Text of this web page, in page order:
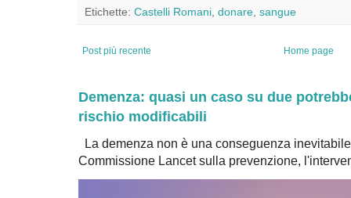
Etichette: Castelli Romani donare sangue
Post più recente Home page
Demenza: quasi un caso su due
rischio modificabili
La demenza non è una conseguenza
Commissione Lancet sulla prevenzione,